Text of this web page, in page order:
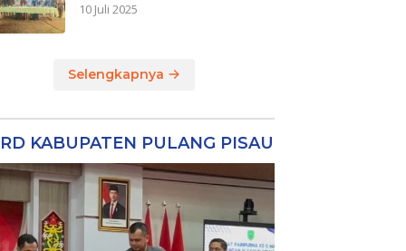
10 Juli 2025
Selengkapnya
KABUPATEN PULANG PISAU